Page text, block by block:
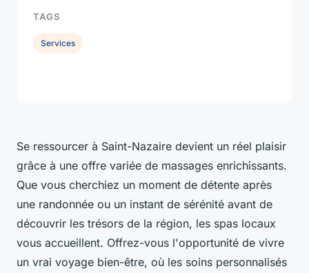
Se ressourcer à Saint-Nazaire devient un réel plaisir
grâce à une offre variée de massages enrichissants.
Que vous cherchiez un moment de détente après
une randonnée ou un instant de sérénité avant de
découvrir les trésors de la région, les spas locaux
vous accueillent. Offrez-vous l'opportunité de vivre
un vrai voyage bien-être, où les soins personnalisés
TAGS
Services